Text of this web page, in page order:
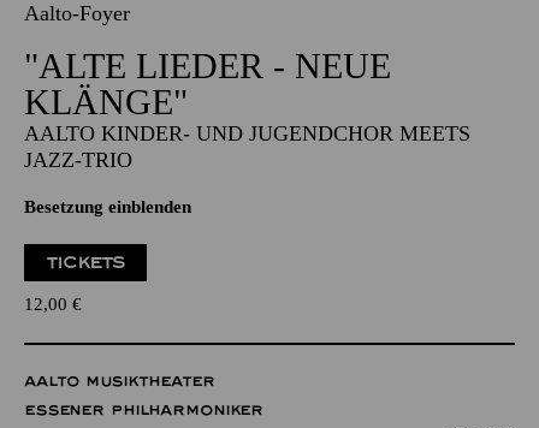
Aalto-Foyer
"ALTE LIEDER - NEUE
KLÄNGE"
AALTO KINDER- UND JUGENDCHOR MEETS
JAZZ-TRIO
Besetzung einblenden
TICKETS
12,00 €
AALTO MUSIKTHEATER
ESSENER PHILHARMONIKER